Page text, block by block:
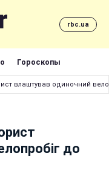
rbc.ua
Гороскопы
влаштував одиночний
до